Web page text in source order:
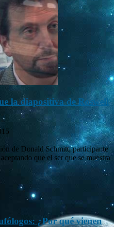
la diapositiva de Roswell
de Donald Schmitt, participante
que el ser que se muestra
¿Por qué vienen